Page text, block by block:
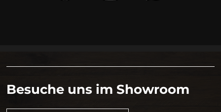
Besuche uns im Showroom